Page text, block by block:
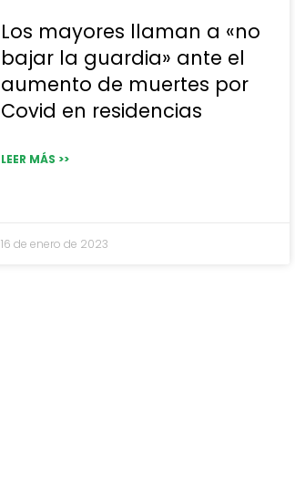
Los mayores llaman a «no
bajar la guardia» ante el
aumento de muertes por
Covid en residencias
LEER MÁS >>
16 de enero de 2023